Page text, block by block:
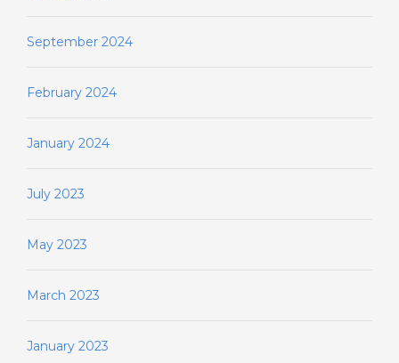
September 2024
February 2024
January 2024
July 2023
May 2023
March 2023
January 2023